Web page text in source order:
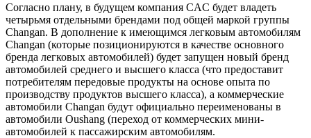
Согласно плану, в будущем компания CAC будет владеть
четырьмя отдельными брендами под общей маркой группы
Changan. В дополнение к имеющимся легковым автомобилям
Changan (которые позиционируются в качестве основного
бренда легковых автомобилей) будет запущен новый бренд
автомобилей среднего и высшего класса (что предоставит
потребителям передовые продукты на основе опыта по
производству продуктов высшего класса), а коммерческие
автомобили Changan будут официально переименованы в
автомобили Oushang (переход от коммерческих мини-
автомобилей к пассажирским автомобилям.